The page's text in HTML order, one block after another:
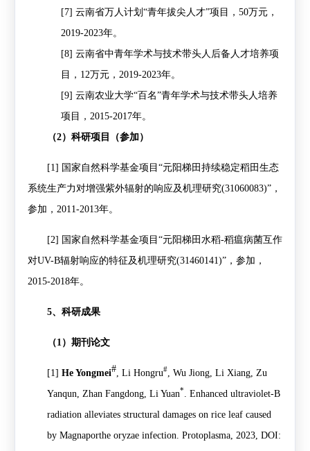
[7] 云南省万人计划“青年拔尖人才”项目， 50万元，
2019-2023年。
[8] 云南省中青年学术与技术带头人后备人才培养项
目， 12万元， 2019-2023年。
[9] 云南农业大学“百名”青年学术与技术带头人培养
项目， 2015-2017年。
（2）科研项目（参加）
[1] 国家自然科学基金项目 “元阳梯田持续稳定稻田生态
系统生产力对增强紫外辐射的响应及机理研究(31060083)”，
参加， 2011-2013年。
[2] 国家自然科学基金项目 “元阳梯田水稻-稻瘟病菌互作
对UV-B辐射响应的特征及机理研究(31460141)”，参加，
2015-2018年。
5、科研成果
（1 ）期刊论文
[1] He Yongmei#, Li Hongru#, Wu Jiong, Li Xiang, Zu
Yanqun, Zhan Fangdong, Li Yuan*
. Enhanced ultraviolet-B
radiation alleviates structural damages on rice leaf caused
by Magnaporthe oryzae infection. Protoplasma, 2023, DOI: